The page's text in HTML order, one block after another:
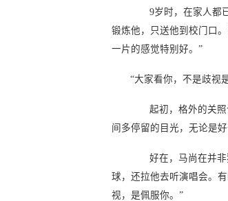
9岁时，在家人都
锻炼他，只送他到校门口
一片的感觉特别好。”
“大家看你，不是歧视
起初，格外的关照让
间多停留的目光，无论是
好在，马尚在并非独
球，还拉他去听演唱会。
视，是佩服你。”